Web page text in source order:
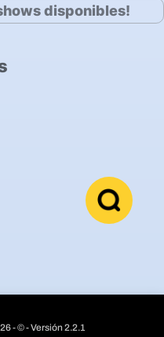
disponibles!
- © - Versión 2.2.1